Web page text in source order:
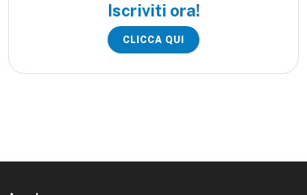
Iscriviti ora!
CLICCA QUI